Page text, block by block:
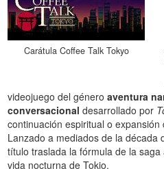
Carátula Coffee Talk Tokyo
videojuego del géneroaventura
conversacional desarrollado por
continuación espiritual o expansión
Lanzado a mediados de la década
título traslada la fórmula de la
vida nocturna de Tokio.